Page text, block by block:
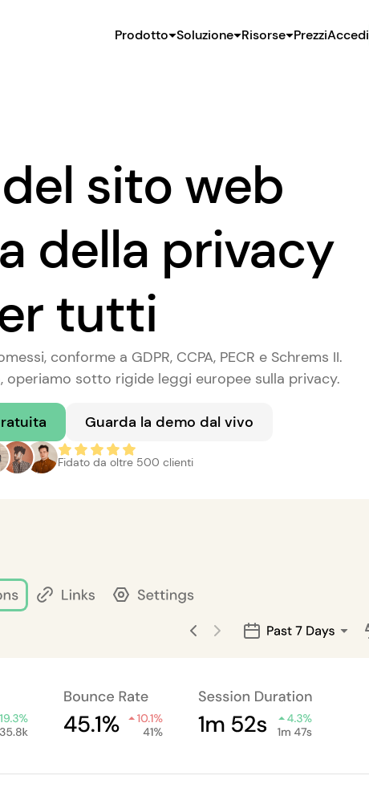
Prodotto Soluzione Risorse PrezziAccedi
sito web
della privacy
tutti
conforme a GDPR, CCPA, PECR e Schrems II.
sotto rigide leggi europee sulla privacy.
Guarda la demo dal vivo
Fidato da oltre 500 clienti